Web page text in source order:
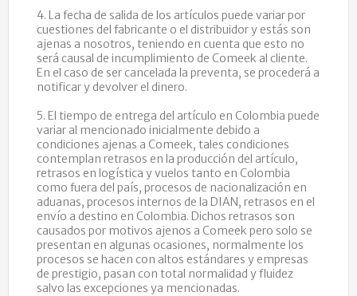
4. La fecha de salida de los artículos puede variar por
cuestiones del fabricante o el distribuidor y estás son
ajenas a nosotros, teniendo en cuenta que esto no
será causal de incumplimiento de Comeek al cliente.
En el caso de ser cancelada la preventa, se procederá a
notificar y devolver el dinero.
5. El tiempo de entrega del artículo en Colombia puede
variar al mencionado inicialmente debido a
condiciones ajenas a Comeek, tales condiciones
contemplan retrasos en la producción del artículo,
retrasos en logística y vuelos tanto en Colombia
como fuera del país, procesos de nacionalización en
aduanas, procesos internos de la DIAN, retrasos en el
envío a destino en Colombia. Dichos retrasos son
causados por motivos ajenos a Comeek pero solo se
presentan en algunas ocasiones, normalmente los
procesos se hacen con altos estándares y empresas
de prestigio, pasan con total normalidad y fluidez
salvo las excepciones ya mencionadas.